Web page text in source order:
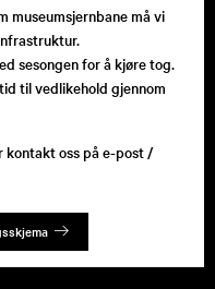
museumsjernbane må vi
sesongen for å kjøre tog.
til vedlikehold gjennom
kontakt oss på e-post /